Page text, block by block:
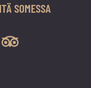
SOMESSA